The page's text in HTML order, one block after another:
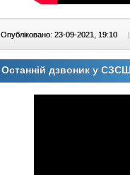
Опубліковано: 23-09-2021, 19:10 |
Останній дзвоник у